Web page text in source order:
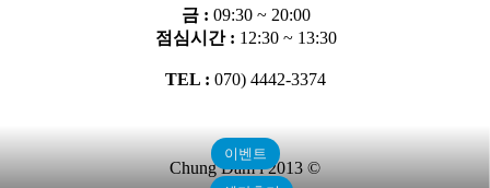
금 : 09:30 ~ 20:00
점심시간 : 12:30 ~ 13:30
TEL : 070) 4442-3374
Chung Dam i 2013 ©
이벤트